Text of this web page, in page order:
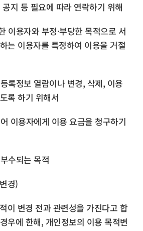
공지 등 필요에 따라 연락하기 위해
이용자와 부정·부당한 목적으로 서
는 이용자를 특정하여 이용을 거절
록정보 열람이나 변경, 삭제, 이용
록 하기 위해서
이용자에게 이용 요금을 청구하기
수되는 목적
경)
이 변경 전과 관련성을 가진다고 합
우에 한해, 개인정보의 이용 목적변